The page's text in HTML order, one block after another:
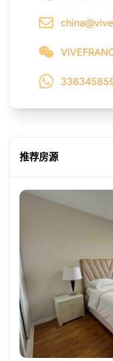
推荐房源